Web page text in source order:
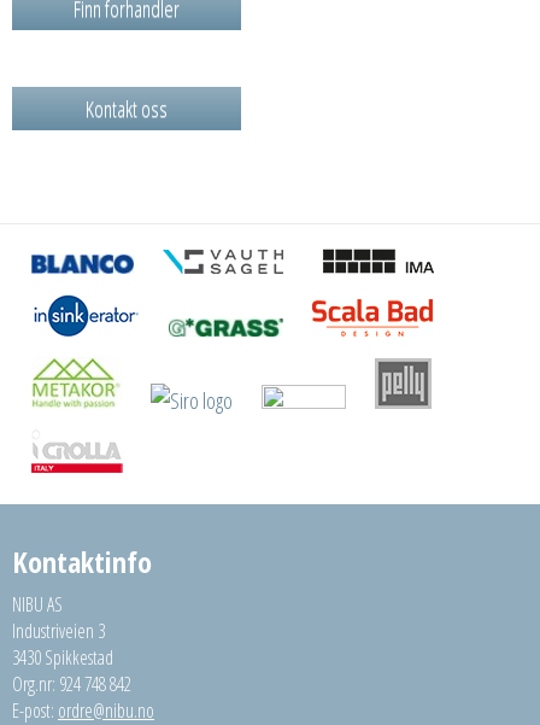
Finn forhandler
Kontakt oss
Kontaktinfo
NIBU AS
Industriveien 3
3430 Spikkestad
Org.nr: 924 748 842
E-post: ordre@nibu.no